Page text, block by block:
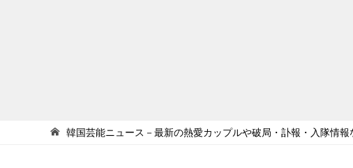
韓国芸能ニュース－最新の熱愛カップルや破局・訃報・入隊情報